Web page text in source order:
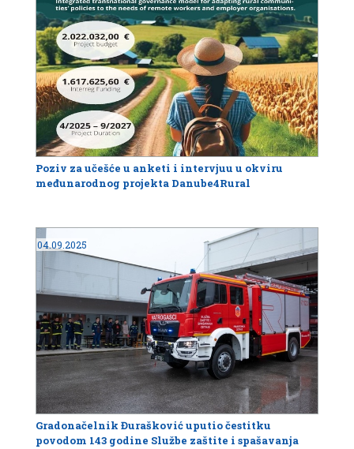
Poziv za učešće u anketi i intervjuu u okviru
međunarodnog projekta Danube4Rural
04.09.2025
Gradonačelnik Đurašković uputio čestitku
povodom 143 godine Službe zaštite i spašavanja